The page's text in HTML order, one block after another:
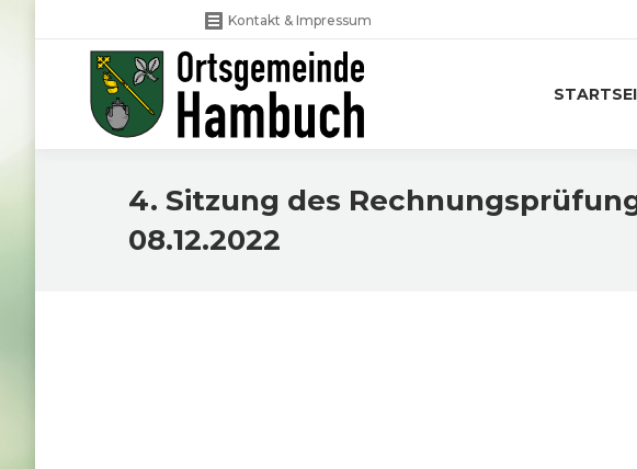
Kontakt & Impressum
4. Sitzung des
08.12.2022